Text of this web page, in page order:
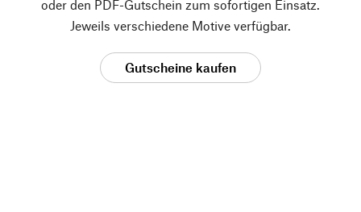
oder den PDF-Gutschein zum sofortigen Einsatz.
Jeweils verschiedene Motive verfügbar.
Gutscheine kaufen